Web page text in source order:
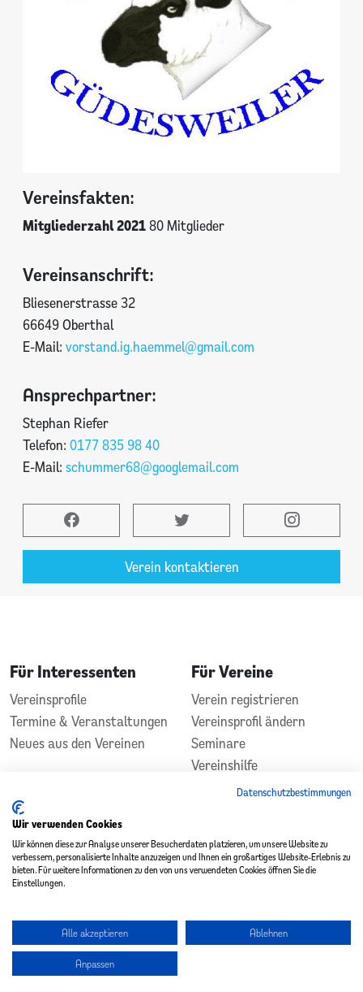
Vereinsfakten:
Mitgliederzahl 202180 Mitglieder
Vereinsanschrift:
Bliesenerstrasse 32
66649 Oberthal
E-Mail: vorstand.ig.haemmel@gmail.com
Ansprechpartner:
Stephan Riefer
Telefon: 0177 835 98 40
E-Mail: schummer68@googlemail.com
Verein kontaktieren
Für Interessenten
Vereinsprofile
Termine & Veranstaltungen
Neues aus den Vereinen
Für Vereine
Verein registrieren
Vereinsprofil ändern
Seminare
Vereinshilfe
Kontakt
In Zusammenarbeit
Copyright 2026 - Vereinsplatz St. Wendel
Datenschutz|Impressum
Datenschutzbestimmungen
Wir verwenden Cookies
Wir können diese zur Analyse unserer Besucherdaten platzieren, um unsere Website zu
verbessern, personalisierte Inhalte anzuzeigen und Ihnen ein großartiges Website-Erlebnis zu
bieten. Für weitere Informationen zu den von uns verwendeten Cookies öffnen Sie die
Einstellungen.
Alle akzeptieren Ablehnen
Anpassen